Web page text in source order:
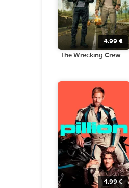
4.99€
The Wrecking Crew
4.99€